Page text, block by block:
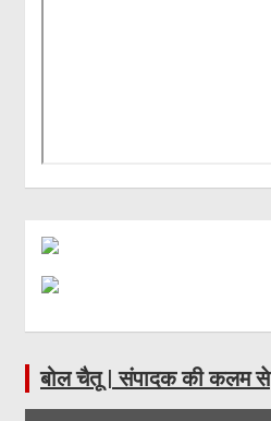
बोल चैतू | संपादक की कलम से